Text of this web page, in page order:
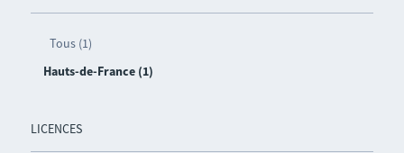
Tous (1)
Hauts-de-France (1)
LICENCES